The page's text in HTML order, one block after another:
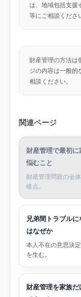
は、地域包括支援
等にご相談くださ
財産管理の方法は
ジの内容は一般的
相談ください。
関連ページ
財産管理で最初に
悩むこと
財産管理問題の全
岐点。
兄弟間トラブルに
はなぜか
本人不在の意思決
を生む。
財産管理を家族だ